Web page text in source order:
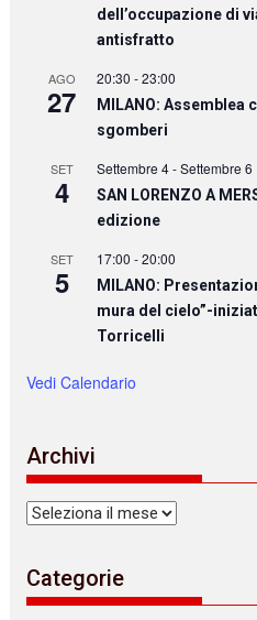
dell’occupazione di
antisfratto
AGO
27
20:30 -23:00
MILANO:
sgomberi
SET
4
Settembre 4-Settembre 6
SAN LORENZO A
edizione
SET
5
17:00 -20:00
MILANO:
mura del cielo”-
Torricelli
Vedi Calendario
Archivi
Archivi
Categorie